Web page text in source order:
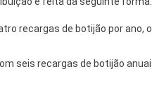
recargas de botijão por ano,
seis recargas de botijão